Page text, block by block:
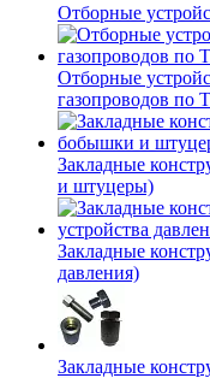
Отборные
Отборные
газопроводов по
Закладные
и штуцеры)
Закладные
давления)
Закладные